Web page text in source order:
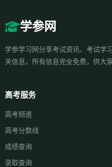
学参网
学参学习网分享考试资讯、考试学
关信息，所有信息完全免费，供大
高考服务
高考频道
高考分数线
成绩查询
录取查询